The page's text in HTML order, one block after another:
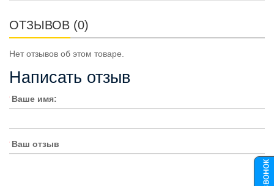
ОТЗЫВОВ (0)
Нет отзывов об этом товаре.
Написать отзыв
Ваше имя:
Ваш отзыв